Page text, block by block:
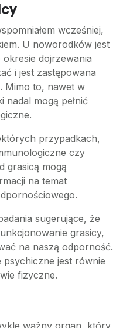
wcześniej,
U noworodków jest
dojrzewania
i jest zastępowana
Mimo to, nawet w
nadal mogą pełnić
przypadkach,
czy
grasicą mogą
na temat
sugerujące, że
grasicy,
na naszą odporność.
psychiczne jest równie
fizyczne.